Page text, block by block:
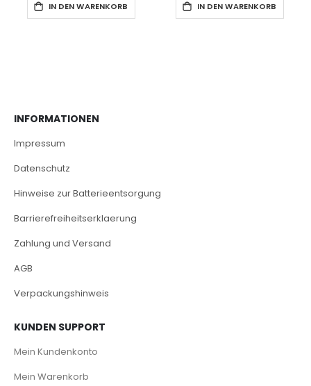
IN DEN WARENKORB IN DEN WARENKORB
INFORMATIONEN
Impressum
Datenschutz
Hinweise zur Batterieentsorgung
Barrierefreiheitserklaerung
Zahlung und Versand
AGB
Verpackungshinweis
KUNDEN SUPPORT
Mein Kundenkonto
Mein Warenkorb